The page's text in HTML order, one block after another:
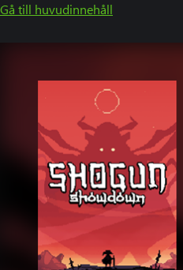
Gå till huvudinnehåll